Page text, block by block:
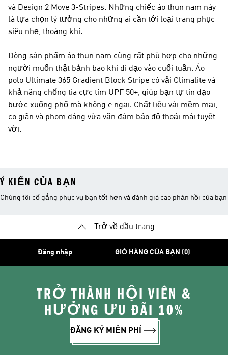
và Design 2 Move 3-Stripes. Những chiếc áo thun nam này
là lựa chọn lý tưởng cho những ai cần tới loại trang phục
siêu nhẹ, thoáng khí.
Dòng sản phẩm áo thun nam cũng rất phù hợp cho những
người muốn thật bảnh bao khi đi dạo vào cuối tuần. Áo
polo Ultimate 365 Gradient Block Stripe có vải Climalite và
khả năng chống tia cực tím UPF 50+, giúp bạn tự tin dạo
bước xuống phố mà không e ngại. Chất liệu vải mềm mại,
co giãn và phom dáng vừa vặn đảm bảo độ thoải mái tuyệt
vời.
Ý KIẾN CỦA BẠN
Chúng tôi cố gắng phục vụ bạn tốt hơn và đánh giá cao phản hồi của bạn
Trở về đầu trang
Đăng nhập GIỎ HÀNG CỦA BẠN (0)
TRỞ THÀNH HỘI VIÊN &
HƯỞNG ƯU ĐÃI 10%
ĐĂNG KÝ MIỄN PHÍ